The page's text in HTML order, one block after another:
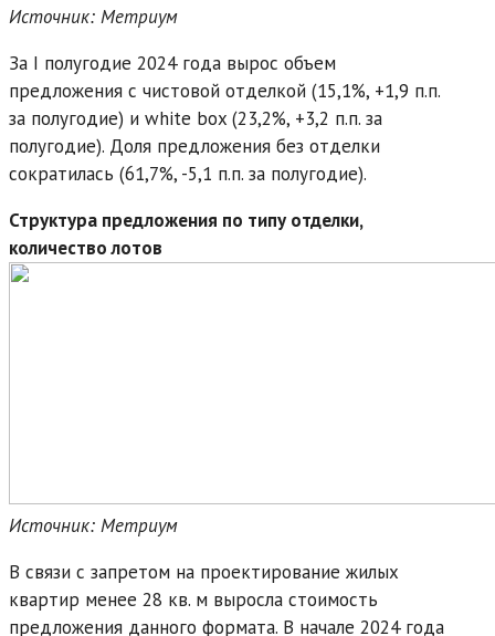
Источник: Метриум
За I полугодие 2024 года вырос объем
предложения с чистовой отделкой (15,1%, +1,9 п.п.
за полугодие) и white box (23,2%, +3,2 п.п. за
полугодие). Доля предложения без отделки
сократилась (61,7%, -5,1 п.п. за полугодие).
Структура предложения по типу отделки,
количество лотов
Источник: Метриум
В связи с запретом на проектирование жилых
квартир менее 28 кв. м выросла стоимость
предложения данного формата. В начале 2024 года